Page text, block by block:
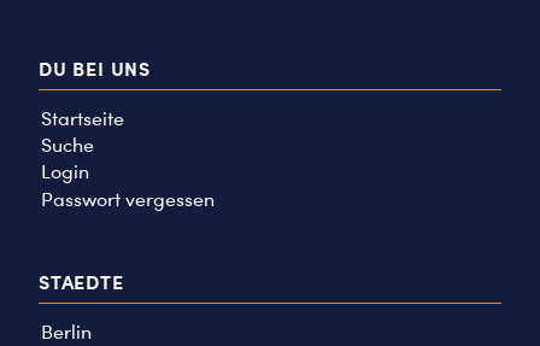
DU BEI UNS
Startseite
Suche
Login
Passwort vergessen
STAEDTE
Berlin